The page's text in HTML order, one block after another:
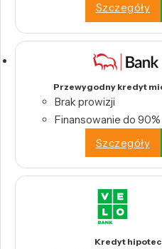
Szczegóły
Przewygodny kredyt
Brak prowizji
Finansowanie do
Szczegóły
Kredyt